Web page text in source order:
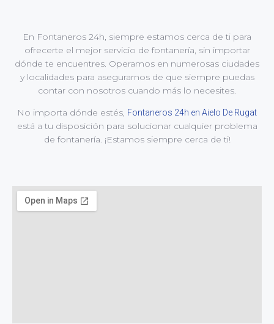
En Fontaneros 24h, siempre estamos cerca de ti para
ofrecerte el mejor servicio de fontanería, sin importar
dónde te encuentres. Operamos en numerosas ciudades
y localidades para asegurarnos de que siempre puedas
contar con nosotros cuando más lo necesites.
No importa dónde estés, Fontaneros 24h en Aielo De Rugat
está a tu disposición para solucionar cualquier problema
de fontanería. ¡Estamos siempre cerca de ti!